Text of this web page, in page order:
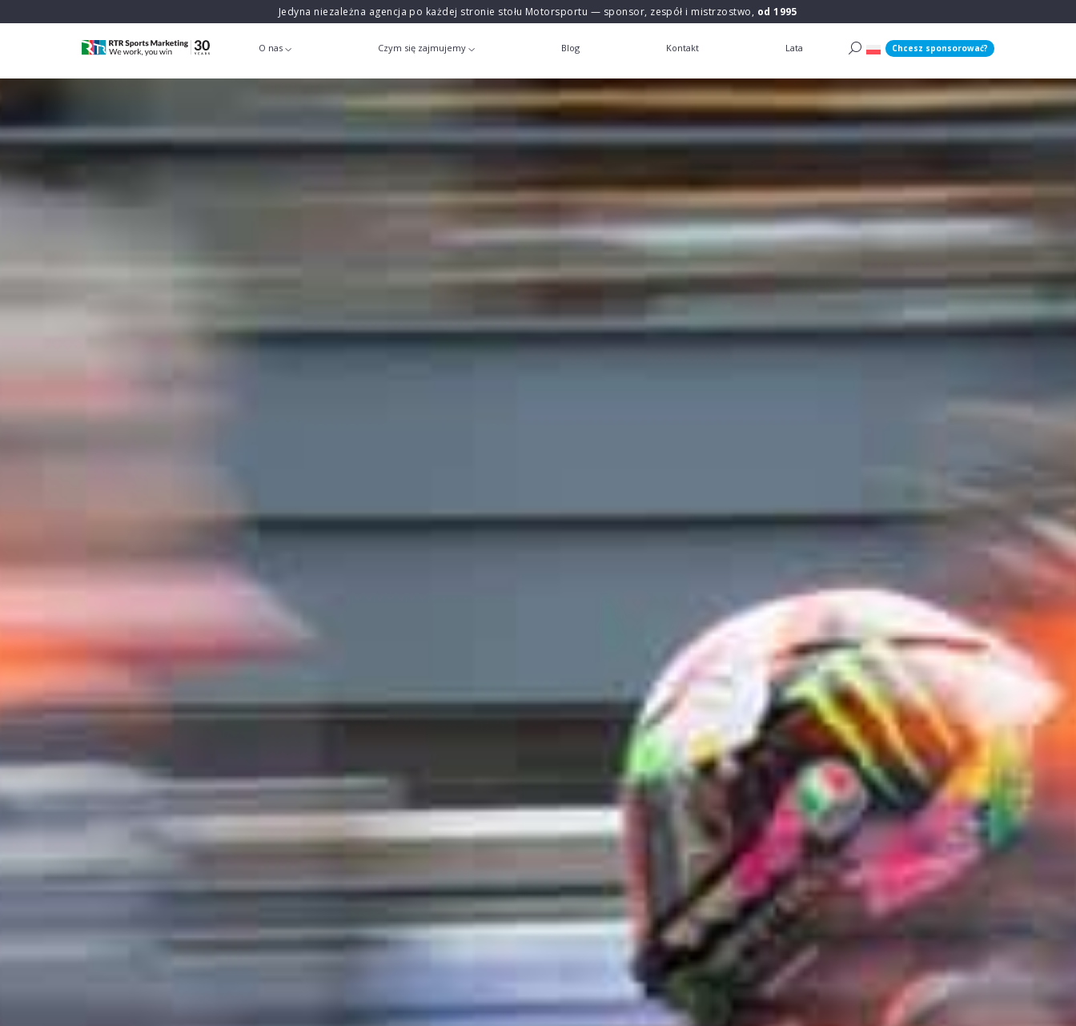
Jedyna niezależna agencja po każdej stronie stołu Motorsportu — sponsor, zespół i mistrzostwo, od 1995
O nas Czym się zajmujemy Blog Kontakt Lata Chcesz sponsorować?